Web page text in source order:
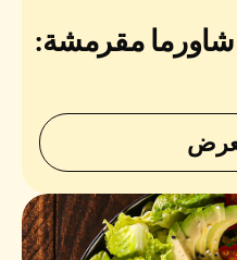
مقرمشة: